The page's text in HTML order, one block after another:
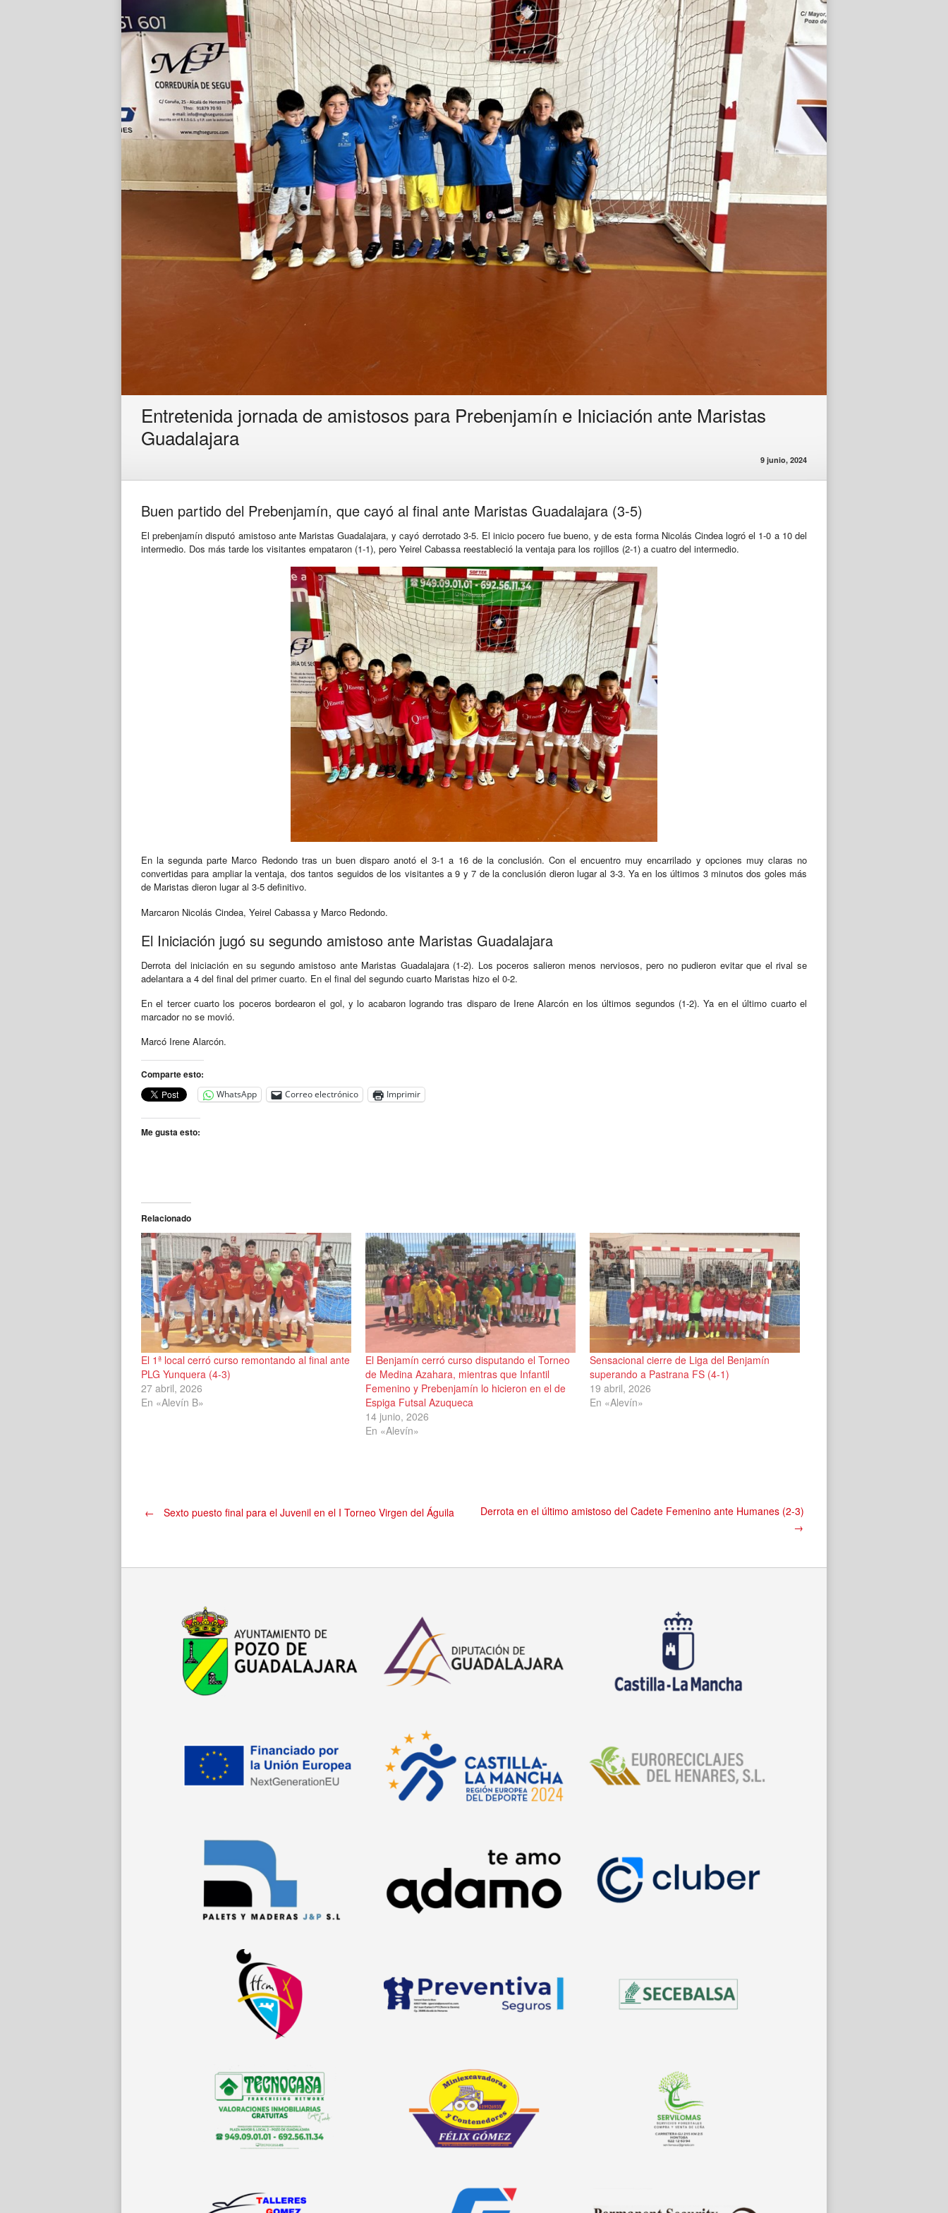
Entretenida jornada de amistosos para Prebenjamín e Iniciación ante Maristas
Guadalajara
9 junio, 2024
Buen partido del Prebenjamín, que cayó al final ante Maristas Guadalajara (3-5)
El prebenjamín disputó amistoso ante Maristas Guadalajara, y cayó derrotado 3-5. El inicio pocero fue bueno, y de esta forma Nicolás Cindea logró el 1-0 a 10 del
intermedio. Dos más tarde los visitantes empataron (1-1), pero Yeirel Cabassa reestableció la ventaja para los rojillos (2-1) a cuatro del intermedio.
En la segunda parte Marco Redondo tras un buen disparo anotó el 3-1 a 16 de la conclusión. Con el encuentro muy encarrilado y opciones muy claras no
convertidas para ampliar la ventaja, dos tantos seguidos de los visitantes a 9 y 7 de la conclusión dieron lugar al 3-3. Ya en los últimos 3 minutos dos goles más
de Maristas dieron lugar al 3-5 definitivo.
Marcaron Nicolás Cindea, Yeirel Cabassa y Marco Redondo.
El Iniciación jugó su segundo amistoso ante Maristas Guadalajara
Derrota del iniciación en su segundo amistoso ante Maristas Guadalajara (1-2). Los poceros salieron menos nerviosos, pero no pudieron evitar que el rival se
adelantara a 4 del final del primer cuarto. En el final del segundo cuarto Maristas hizo el 0-2.
En el tercer cuarto los poceros bordearon el gol, y lo acabaron logrando tras disparo de Irene Alarcón en los últimos segundos (1-2). Ya en el último cuarto el
marcador no se movió.
Marcó Irene Alarcón.
Comparte esto:
WhatsApp Correo electrónico Imprimir
Me gusta esto:
Relacionado
El 1ª local cerró curso remontando al final ante
PLG Yunquera (4-3)
27 abril, 2026
En «Alevín B»
El Benjamín cerró curso disputando el Torneo
de Medina Azahara, mientras que Infantil
Femenino y Prebenjamín lo hicieron en el de
Espiga Futsal Azuqueca
14 junio, 2026
En «Alevín»
Sensacional cierre de Liga del Benjamín
superando a Pastrana FS (4-1)
19 abril, 2026
En «Alevín»
Navegación
de
entradas
← Sexto puesto final para el Juvenil en el I Torneo Virgen del Águila
Derrota en el último amistoso del Cadete Femenino ante Humanes (2-3)
→